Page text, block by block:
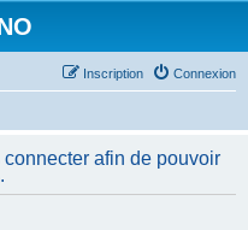
Connexion
Inscription
afin de pouvoir